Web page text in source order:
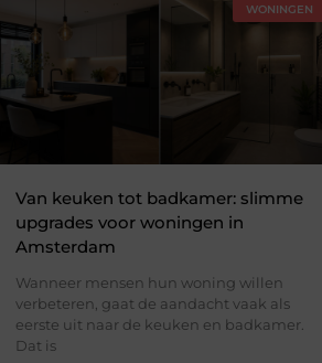
WONINGEN
Van keuken tot badkamer: slimme
upgrades voor woningen in
Amsterdam
Wanneer mensen hun woning willen
verbeteren, gaat de aandacht vaak als
eerste uit naar de keuken en badkamer.
Dat is